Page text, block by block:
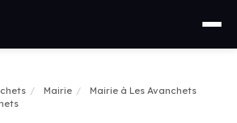
Mairie
Mairie à Les Avanchets